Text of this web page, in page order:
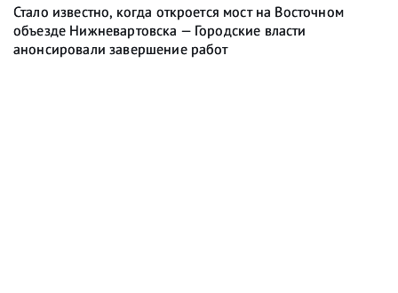
Стало известно, когда откроется мост на Восточном
объезде Нижневартовска — Городские власти
анонсировали завершение работ